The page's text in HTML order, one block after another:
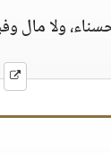
ولا مال